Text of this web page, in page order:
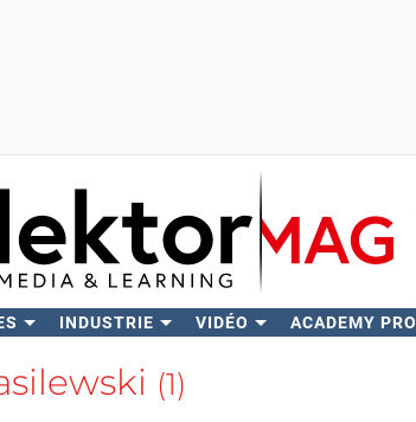
INDUSTRIE VIDÉO ACADEMY PRO
(1)